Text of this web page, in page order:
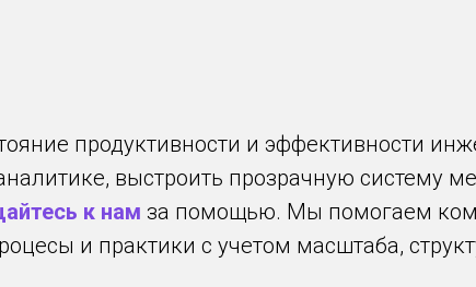
продуктивности и эффективности
выстроить прозрачную систему
к нам за помощью. Мы помогаем
и практики с учетом масштаба,